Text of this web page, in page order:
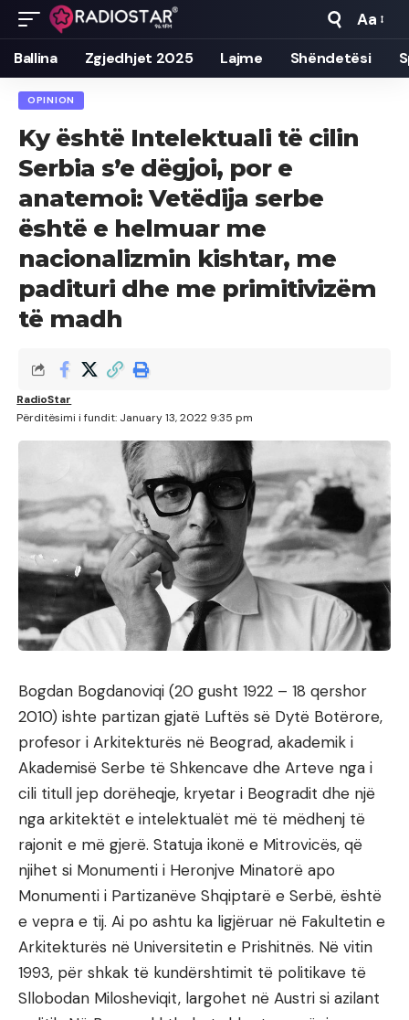
Font
Resizer
Aa
Ballina Zgjedhjet 2025 Lajme Shëndetësi
OPINION
Ky është Intelektuali të cilin
Serbia s’e dëgjoi, por e
anatemoi: Vetëdija serbe
është e helmuar me
nacionalizmin kishtar, me
padituri dhe me primitivizëm
të madh
Përditësimi i fundit: January 13, 2022 9:35 pm
RadioStar
Bogdan Bogdanoviqi (20 gusht 1922 – 18 qershor
2010) ishte partizan gjatë Luftës së Dytë Botërore,
profesor i Arkitekturës në Beograd, akademik i
Akademisë Serbe të Shkencave dhe Arteve nga i
cili titull jep dorëheqje, kryetar i Beogradit dhe një
nga arkitektët e intelektualët më të mëdhenj të
rajonit e më gjerë. Statuja ikonë e Mitrovicës, që
njihet si Monumenti i Heronjve Minatorë apo
Monumenti i Partizanëve Shqiptarë e Serbë, është
e vepra e tij. Ai po ashtu ka ligjëruar në Fakultetin e
Arkitekturës në Universitetin e Prishitnës. Në vitin
1993, për shkak të kundërshtimit të politikave të
Sllobodan Milosheviqit, largohet në Austri si azilant